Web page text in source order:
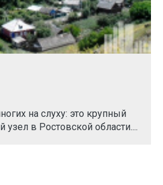
на слуху: это крупный
в Ростовской области....